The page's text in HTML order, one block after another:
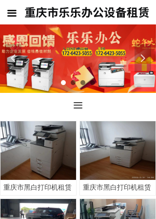
넳 넲
끀
首页
公司介绍
重庆市打印机出租
重庆市复印机出租
联系我们
重庆市黑白打印机租赁 重庆市黑白打印机租赁
끀